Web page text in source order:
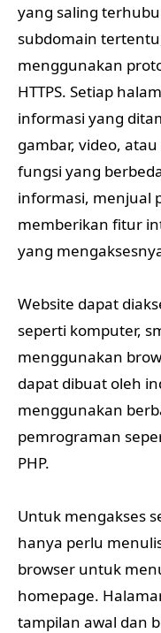
yang saling
subdomain
menggunakan
HTTPS. Setiap
informasi yang
gambar, video,
fungsi yang
informasi, menjual
memberikan fitur
yang
Website dapat
seperti komputer,
menggunakan
dapat dibuat oleh
menggunakan
pemrograman
PHP.
Untuk mengakses
hanya perlu
browser untuk
homepage.
tampilan awal dan